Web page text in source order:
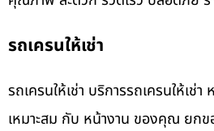
รถเครนให้เช่า
รถเครนให้เช่า บริการรถเครนให้เช่
เหมาะสม กับ หน้างาน ของคุณ ยก